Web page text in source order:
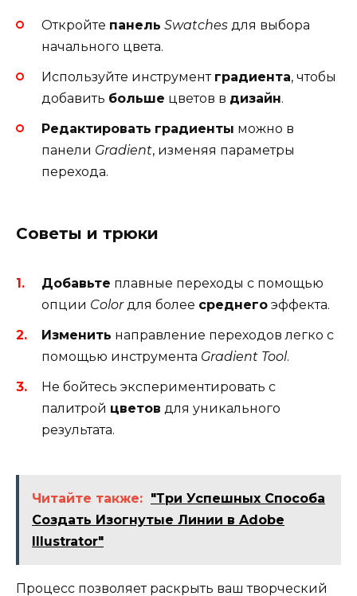
Откройте панель Swatches для выбора
начального цвета.
Используйте инструмент градиента, чтобы
добавить больше цветов в дизайн.
Редактировать градиенты можно в
панели Gradient, изменяя параметры
перехода.
Советы и трюки
Добавьте плавные переходы с помощью
опции Colorдля более среднего эффекта.
Изменить направление переходов легко с
помощью инструмента Gradient Tool.
Не бойтесь экспериментировать с
палитрой цветов для уникального
результата.
Читайте также: "Три Успешных Способа
Создать Изогнутые Линии в Adobe
Illustrator"
Процесс позволяет раскрыть ваш творческий